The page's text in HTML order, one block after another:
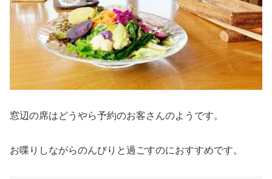
窓辺の席はどうやら予約のお客さんのようです。
お喋りしながらのんびりと過ごすのにおすすめです。